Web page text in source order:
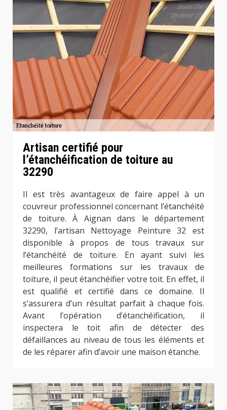
Artisan certifié pour
l’étanchéification de toiture au
32290
Il est très avantageux de faire appel à un
couvreur professionnel concernant l’étanchéité
de toiture. À Aignan dans le département
32290, l’artisan Nettoyage Peinture 32 est
disponible à propos de tous travaux sur
l’étanchéité de toiture. En ayant suivi les
meilleures formations sur les travaux de
toiture, il peut étanchéifier votre toit. En effet, il
est qualifié et certifié dans ce domaine. Il
s’assurera d’un résultat parfait à chaque fois.
Avant l’opération d’étanchéification, il
inspectera le toit afin de détecter des
défaillances au niveau de tous les éléments et
de les réparer afin d’avoir une maison étanche.